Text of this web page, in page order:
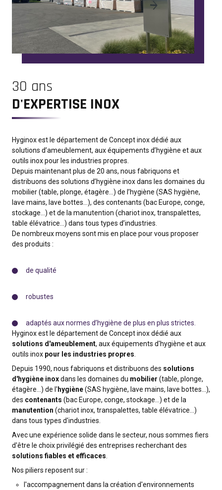
30 ans
D'EXPERTISE INOX
Hyginox est le département de Concept inox dédié aux
solutions d’ameublement, aux équipements d’hygiène et aux
outils inox pour les industries propres.
Depuis maintenant plus de 20 ans, nous fabriquons et
distribuons des solutions d’hygiène inox dans les domaines du
mobilier (table, plonge, étagère…) de l’hygiène (SAS hygiène,
lave mains, lave bottes…), des contenants (bac Europe, conge,
stockage…) et de la manutention (chariot inox, transpalettes,
table élévatrice…) dans tous types d’industries.
De nombreux moyens sont mis en place pour vous proposer
des produits :
de qualité
robustes
adaptés aux normes d’hygiène de plus en plus strictes.
Hyginox est le département de Concept inox dédié aux
solutions d'ameublement, aux équipements d'hygiène et aux
outils inox pour les industries propres.
Depuis 1990, nous fabriquons et distribuons des solutions
d'hygiène inoxdans les domaines du mobilier (table, plonge,
étagère...) de l' hygiène(SAS hygiène, lave mains, lave bottes...),
des contenants (bac Europe, conge, stockage...) et de la
manutention (chariot inox, transpalettes, table élévatrice...)
dans tous types d'industries.
Avec une expérience solide dans le secteur, nous sommes fiers
d'être le choix privilégié des entreprises recherchant des
solutions fiables et efficaces.
Nos piliers reposent sur :
l'accompagnement dans la création d'environnements